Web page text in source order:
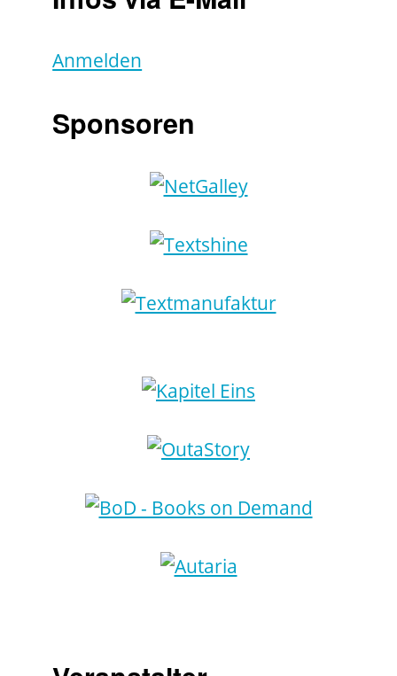
Anmelden
Sponsoren